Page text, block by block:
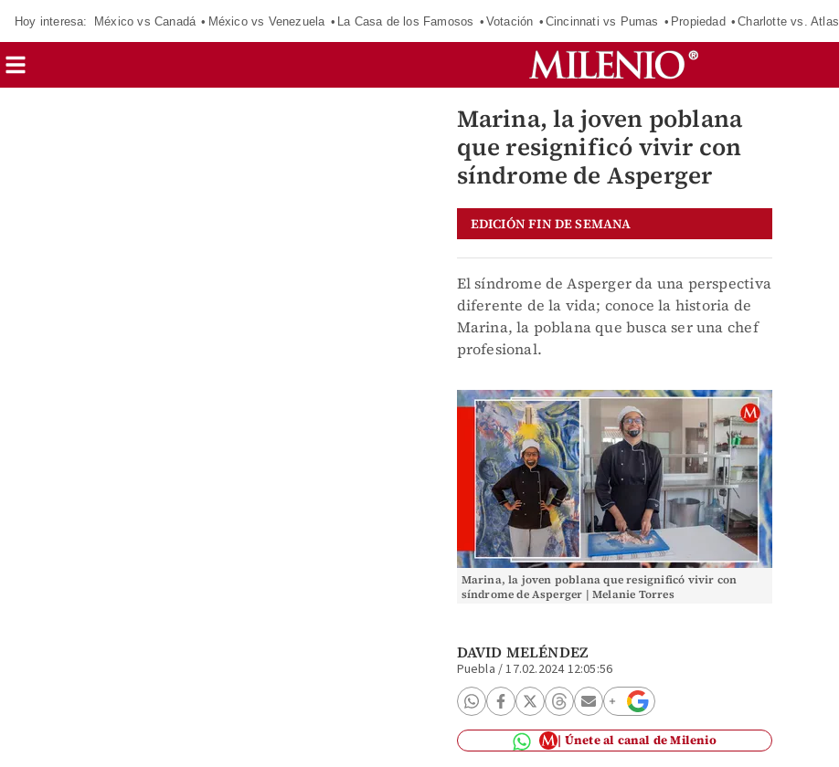
Hoy interesa: México vs Canadá México vs Venezuela La Casa de los Famosos Votación Cincinnati vs Pumas Propiedad Charlotte vs. Atlas
Marina, la joven poblana
que resignificó vivir con
síndrome de Asperger
EDICIÓN FIN DE SEMANA
El síndrome de Asperger da una perspectiva
diferente de la vida; conoce la historia de
Marina, la poblana que busca ser una chef
profesional.
Marina, la joven poblana que resignificó vivir con
síndrome de Asperger | Melanie Torres
DAVID MELÉNDEZ
Puebla /17.02.2024 12:05:56
Únete al canal de Milenio